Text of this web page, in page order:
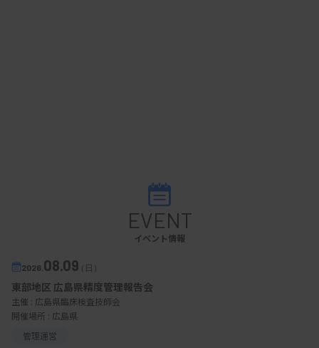
EVENT
イベント情報
2026. 08.09（日）
東部地区 広島県精度管理報告会
主催 : 広島県臨床検査技師会
開催場所 : 広島県
管理運営